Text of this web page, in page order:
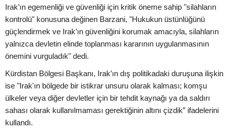
Irak’ın egemenliği ve güvenliği için kritik öneme sahip "silahların
kontrolü" konusuna değinen Barzani, "Hukukun üstünlüğünü
güçlendirmek ve Irak’ın güvenliğini korumak amacıyla, silahların
yalnızca devletin elinde toplanması kararının uygulanmasının
önemini vurguladık" dedi.
Kürdistan Bölgesi Başkanı, Irak’ın dış politikadaki duruşuna ilişkin
ise "Irak'ın bölgede bir istikrar unsuru olarak kalması; komşu
ülkeler veya diğer devletler için bir tehdit kaynağı ya da saldırı
sahası olarak kullanılmaması gerektiğinin altını çizdik” ifadelerini
kullandı.